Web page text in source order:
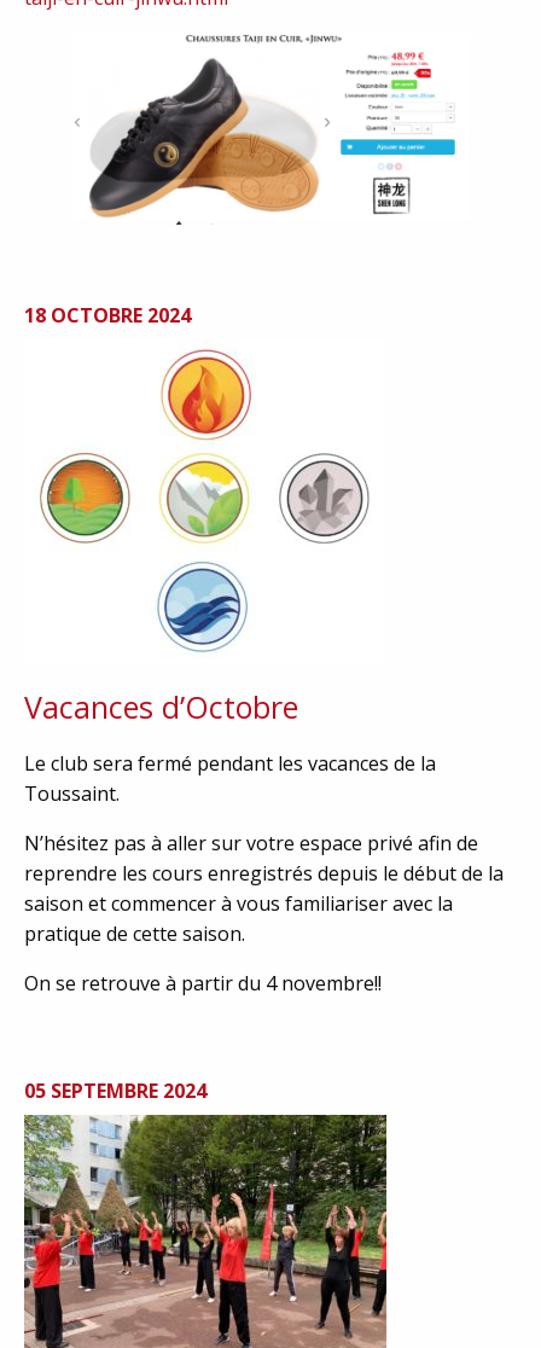
18 OCTOBRE 2024
Vacances d’Octobre
Le club sera fermé pendant les vacances de la
Toussaint.
N’hésitez pas à aller sur votre espace privé afin de
reprendre les cours enregistrés depuis le début de la
saison et commencer à vous familiariser avec la
pratique de cette saison.
On se retrouve à partir du 4 novembre!!
05 SEPTEMBRE 2024